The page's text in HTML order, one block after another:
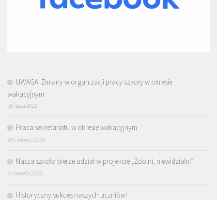
UWAGA! Zmiany w organizacji pracy szkoły w okresie
wakacyjnym
16 lipca 2026
Praca sekretariatu w okresie wakacyjnym
29 czerwca 2026
Nasza szkoła bierze udział w projekcie „Zdolni, niewidzialni”
2 czerwca 2026
Historyczny sukces naszych uczniów!